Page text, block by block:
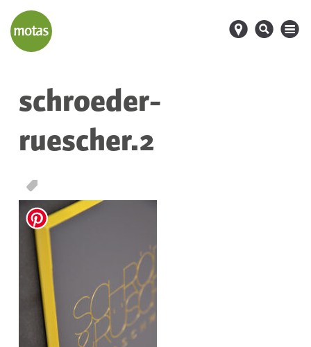
d s M
schroeder-
ruescher.2
T